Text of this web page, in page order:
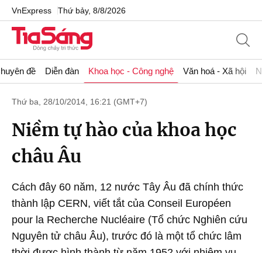
VnExpress Thứ bảy, 8/8/2026
đề Diễn đàn Khoa học - Công nghệ Văn hoá - Xã hội
Thứ ba, 28/10/2014, 16:21 (GMT+7)
Niềm tự hào của khoa học
châu Âu
Cách đây 60 năm, 12 nước Tây Âu đã chính thức
thành lập CERN, viết tắt của Conseil Européen
pour la Recherche Nucléaire (Tổ chức Nghiên cứu
Nguyên tử châu Âu), trước đó là một tổ chức lâm